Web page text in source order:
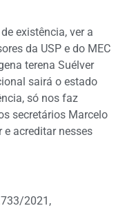
existência, ver a
da USP e do MEC
terena Suélver
sairá o estado
só nos faz
secretários Marcelo
acreditar nesses
2021,